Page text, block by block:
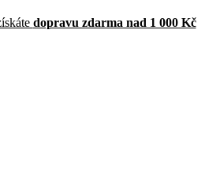
dopravu zdarma nad 1 000 Kč